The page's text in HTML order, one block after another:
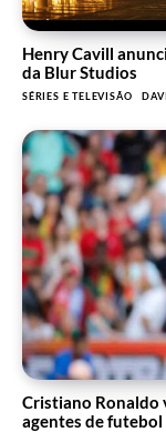
Henry Cavill
da Blur Studios
SÉRIES E TELEVISÃO
Cristiano Ronaldo
agentes de futebol